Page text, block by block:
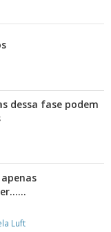
dessa fase podem
Luft